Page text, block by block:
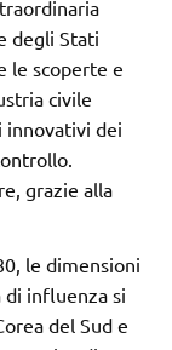
degli Stati
le scoperte e
civile
innovativi dei
grazie alla
le dimensioni
di influenza si
del Sud e